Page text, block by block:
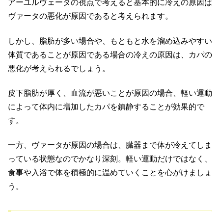
アーユルヴェーダの視点で考えると基本的に冷えの原因は
ヴァータの悪化が原因であると考えられます。
しかし、脂肪が多い場合や、もともと水を溜め込みやすい
体質であることが原因である場合の冷えの原因は、カパの
悪化が考えられるでしょう。
皮下脂肪が厚く、血流が悪いことが原因の場合、軽い運動
によって体内に増加したカパを鎮静することが効果的で
す。
一方、ヴァータが原因の場合は、臓器まで体が冷えてしま
っている状態なのでかなり深刻。軽い運動だけではなく、
食事や入浴で体を積極的に温めていくことを心がけましょ
う。